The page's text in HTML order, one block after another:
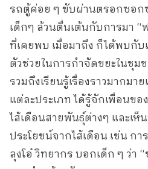
รถตู้ค่อย ๆ ขับผ่านตรอกซอก
เด็กๆ ล้วนตื่นเต้นกับการมา “
ที่เคยพบ เมื่อมาถึง ก็ได้พบกั
ตัวช่วยในการกำจัดขยะในชุม
รวมถึงเรียนรู้เรื่องราวมากม
แต่ละประเภท ได้รู้จักเพื่อนขอ
ไส้เดือนสายพันธุ์ต่างๆ และเ
ประโยชน์จากไส้เดือน เช่น ก
ลุงโอ๋ วิทยากร บอกเด็ก ๆ ว่า “